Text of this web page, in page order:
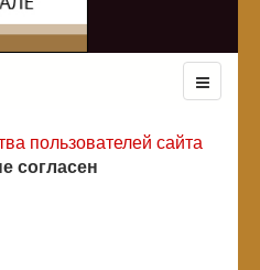
пользователей сайта
согласен